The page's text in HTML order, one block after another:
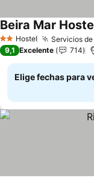
2 Estrellas
Hostel Servicios
Beira Mar
9,1 Excelente 714
Elige fechas para